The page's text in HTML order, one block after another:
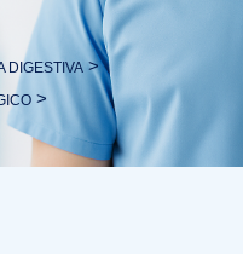
DIGESTIVA>
>